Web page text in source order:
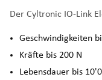
Der Cyltronic IO-Link
Geschwindigkeiten
Kräfte bis 200 N
Lebensdauer bis